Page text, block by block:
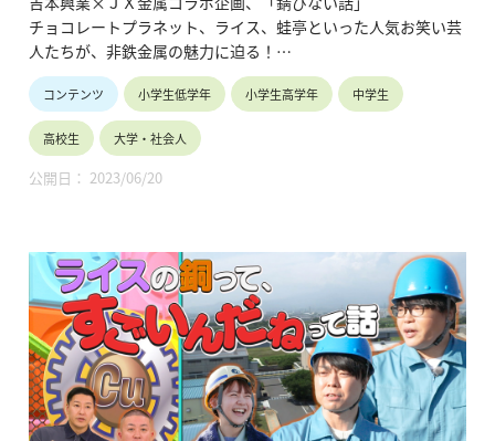
チョコレートプラネット、ライス、蛙亭といった人気お笑い芸
人たちが、非鉄金属の魅力に迫る！
第三弾は、蛙亭の二人が銅の資源循環についてスタジオでプレ
ゼン。
有限である資源と、増えていく銅の需要。未来の銅の安定供給
に向けたＪＸ金属の取り組みをご紹介します。
コンテンツ 小学生低学年 小学生高学年 中学生
高校生 大学・社会人
公開日： 2023/06/20